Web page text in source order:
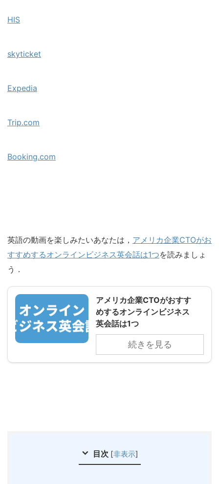
HIS
skyticket
Expedia
Trip.com
Booking.com
英語の動画を楽しみたいあなたは， アメリカ企業CTOがお
すすめするオンラインビジネス英会話は1つを読みましょ
う．
アメリカ企業CTOがおすす
めするオンラインビジネス
英会話は1つ
続きを見る
目次 [非表示]